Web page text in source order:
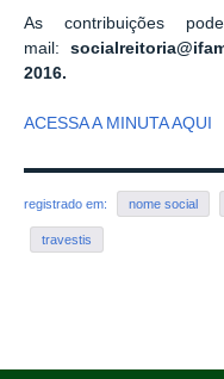
As contribuições
mail :
2016.
ACESSA A MINUTA AQUI
registrado em: nome social
travestis